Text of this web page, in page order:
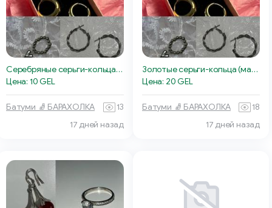
Серебряные серьги-кольца (средний размер)
Цена: 10 GEL
Батуми 🧦 БАРАХОЛКА
13
17 дней назад
Золотые серьги-кольца (маленький размер)
Цена: 20 GEL
Батуми 🧦 БАРАХОЛКА
18
17 дней назад